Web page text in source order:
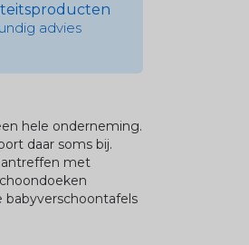
advies
hele onderneming.
daar soms bij.
met
babyverschoontafels